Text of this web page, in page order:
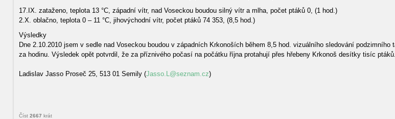
17.IX. zataženo, teplota 13 °C, západní vítr, nad Voseckou boudou silný vítr a mlha, počet ptáků 0, (1 hod.)
2.X. oblačno, teplota 0 – 11 °C, jihovýchodní vítr, počet ptáků 74 353, (8,5 hod.)
Výsledky
Dne 2.10.2010 jsem v sedle nad Voseckou boudou v západních Krkonoších během 8,5 hod. vizuálního sledování
za hodinu. Výsledek opět potvrdil, že za příznivého počasí na počátku října protahují přes hřebeny Krkonoš desítky tisíc
Ladislav Jasso Proseč 25, 513 01 Semily (Jasso.L@seznam.cz)
Číst 2667 krát